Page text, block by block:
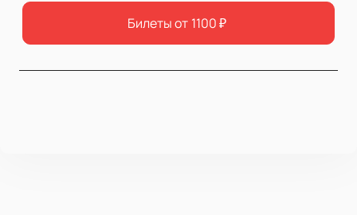
Билеты от 1100₽